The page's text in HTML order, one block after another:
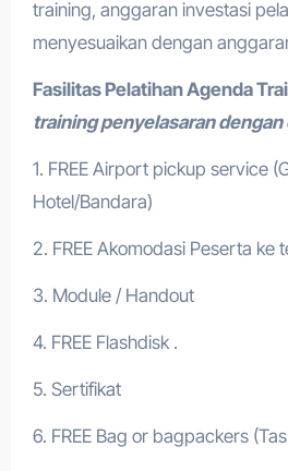
training, anggaran investasi
menyesuaikan dengan
Fasilitas PelatihanAgenda
training penyelasaran dengan
1. FREE Airport pickup service
Hotel/Bandara)
2. FREE Akomodasi Peserta ke
3. Module / Handout
4. FREE Flashdisk .
5. Sertifikat
6. FREE Bag or bagpackers